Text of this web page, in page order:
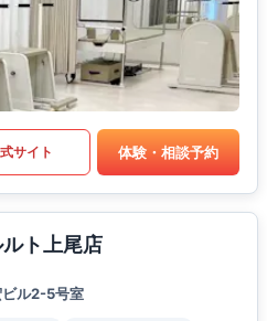
サイト 体験・相談予約
ト上尾店
ル2-5号室